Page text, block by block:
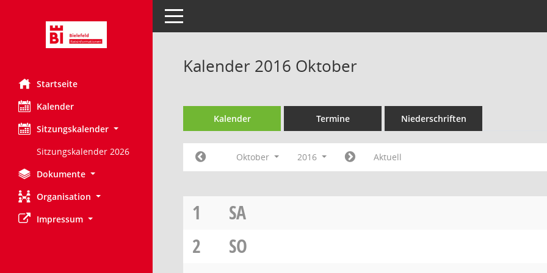
Startseite
Kalender
Sitzungskalender
Sitzungskalender 2026
Dokumente
Organisation
Impressum
Toggle navigation
Kalender 2016 Oktober
Kalender Termine Niederschriften
Oktober 2016 Aktuell
1
SA
2
SO